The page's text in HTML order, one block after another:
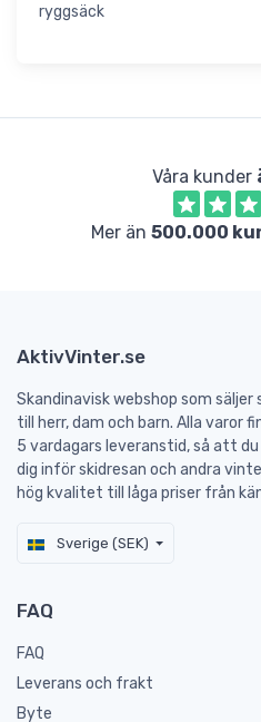
ryggsäck
Våra kunder
Mer än 500.000
AktivVinter.se
Skandinavisk webshop som
till herr, dam och barn. Alla varor
5 vardagars leveranstid, så att
dig inför skidresan och andra
hög kvalitet till låga priser från
Sverige (SEK)
FAQ
FAQ
Leverans och frakt
Byte